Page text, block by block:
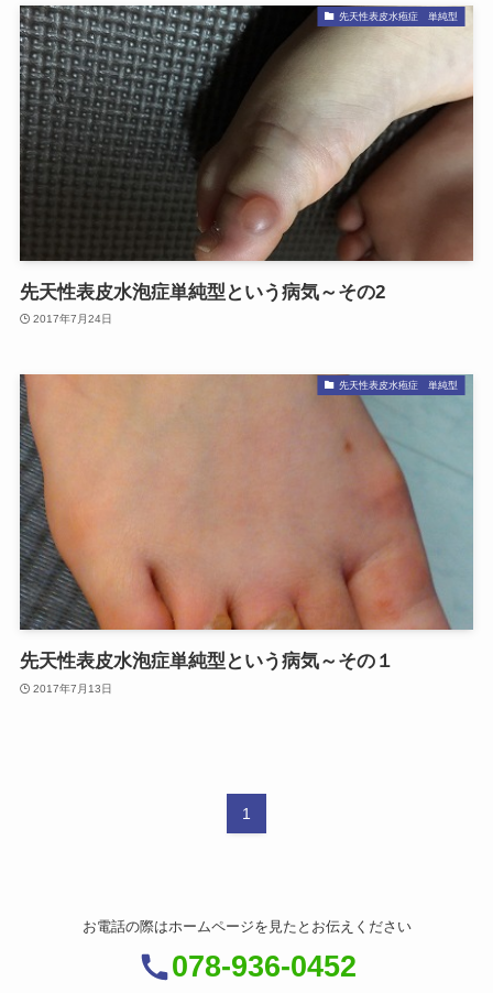
先天性表皮水疱症 単純型
先天性表皮水泡症単純型という病気～その2
2017年7月24日
先天性表皮水疱症 単純型
先天性表皮水泡症単純型という病気～その１
2017年7月13日
1
お電話の際はホームページを見たとお伝えください
078-936-0452